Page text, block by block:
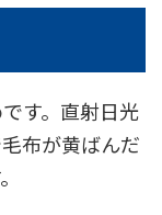
す。直射日光
布が黄ばんだ